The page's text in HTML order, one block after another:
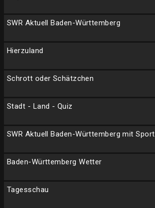
SWR Aktuell Baden-Württemberg
Hierzuland
Schrott oder Schätzchen
Stadt - Land - Quiz
SWR Aktuell Baden-Württemberg mit Sport
Baden-Württemberg Wetter
Tagesschau